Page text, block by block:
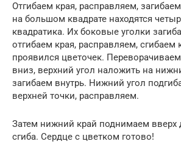
Отгибаем края, расправляем,
на большом квадрате находятся
квадратика. Их боковые уголки
отгибаем края, расправляем, сгибаем
проявился цветочек.
вниз, верхний угол наложить на
загибаем внутрь. Нижний угол
верхней точки, расправляем.
Затем нижний край поднимаем вверх
сгиба. Сердце с цветком готово!